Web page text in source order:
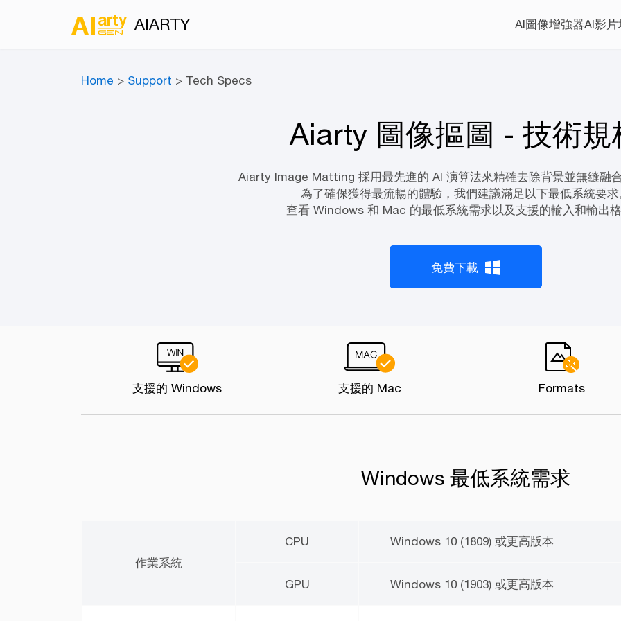
AIARTY AI圖像增強器AI影
Home > Support > Tech Specs
Aiarty 圖像摳圖 - 技術規
Aiarty Image Matting 採用最先進的 AI 演算法來精確去除背景並無縫融
為了確保獲得最流暢的體驗，我們建議滿足以下最低系統要
查看 Windows 和 Mac 的最低系統需求以及支援的輸入和輸出
免費下載
支援的 Windows 支援的 Mac Formats
Windows 最低系統需求
作業系統
CPU Windows 10 (1809) 或更高版本
GPU Windows 10 (1903) 或更高版本